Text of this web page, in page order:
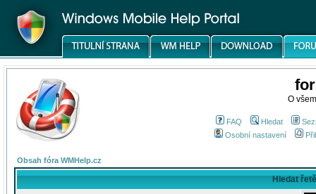
O
FAQ Hledat
Osobní nastavení
Obsah fóra WMHelp.cz
Hledat